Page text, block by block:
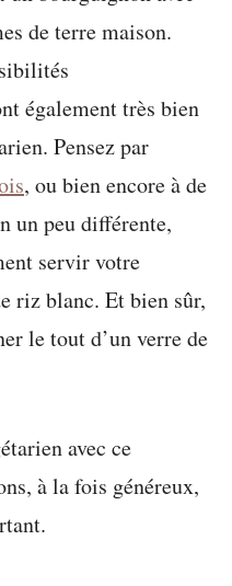
de terre maison.
également très bien
Pensez par
, ou bien encore à de
un peu différente,
servir votre
riz blanc. Et bien sûr,
le tout d’un verre de